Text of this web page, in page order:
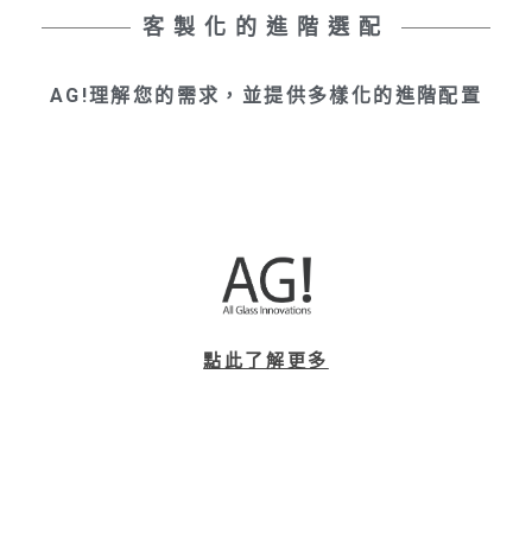
客製化的進階選配
AG!理解您的需求，並提供多樣化的進階配置
點此了解更多